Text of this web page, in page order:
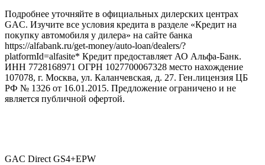
Подробнее уточняйте в официальных дилерских центрах
GAC. Изучите все условия кредита в разделе «Кредит на
покупку автомобиля у дилера» на сайте банка
https://alfabank.ru/get-money/auto-loan/dealers/?
platformId=alfasite* Кредит предоставляет АО Альфа-Банк.
ИНН 7728168971 ОГРН 1027700067328 место нахождение
107078, г. Москва, ул. Каланчевская, д. 27. Ген.лицензия ЦБ
РФ № 1326 от 16.01.2015. Предложение ограничено и не
является публичной офертой.
GAC Direct GS4+EPW